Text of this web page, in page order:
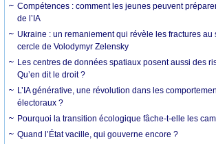
Compétences : comment les jeunes peuvent
de l’IA
Ukraine : un remaniement qui révèle les fractures au
cercle de Volodymyr Zelensky
Les centres de données spatiaux posent aussi des
Qu’en dit le droit ?
L’IA générative, une révolution dans les
électoraux ?
Pourquoi la transition écologique fâche-t-elle les
Quand l’État vacille, qui gouverne encore ?